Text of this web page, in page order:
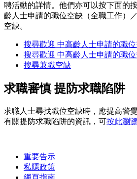
聘活動的詳情。他們亦可以按下面的
齡人士申請的職位空缺（全職工作）
空缺。
搜尋歡迎 中高齡人士申請的職位
搜尋歡迎 中高齡人士申請的職位
搜尋兼職空缺
求職審慎 提防求職陷阱
求職人士尋找職位空缺時，應提高警
有關提防求職陷阱的資訊，可按此瀏
重要告示
私隱政策
網頁指南